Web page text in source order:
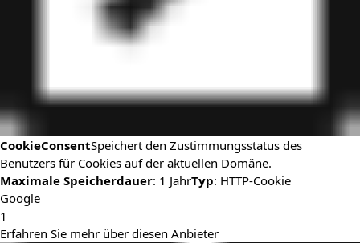
CookieConsentSpeichert den Zustimmungsstatus des
Benutzers für Cookies auf der aktuellen Domäne.
Maximale Speicherdauer: 1 JahrTyp: HTTP-Cookie
Google
1
Erfahren Sie mehr über diesen Anbieter